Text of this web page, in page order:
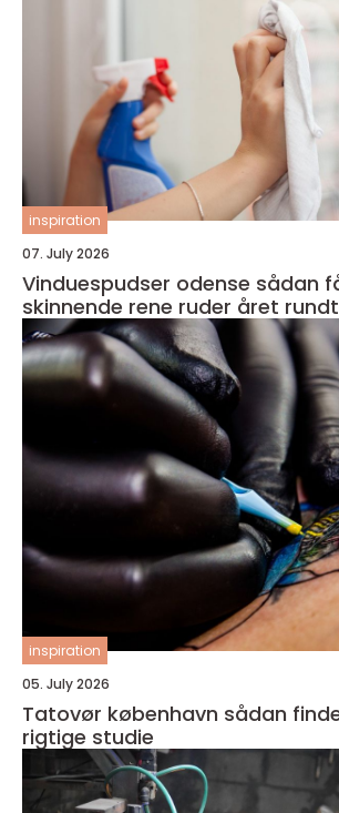
inspiration
07. July 2026
Vinduespudser odense sådan får du
skinnende rene ruder året rundt
inspiration
05. July 2026
Tatovør københavn sådan finder du det
rigtige studie